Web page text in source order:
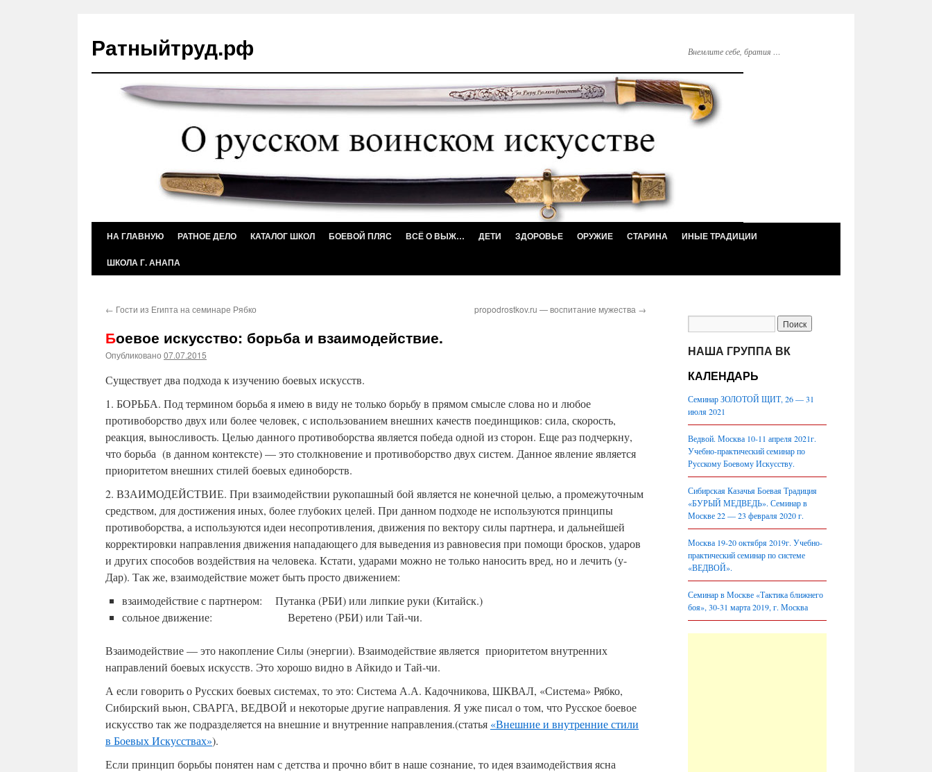
Ратныйтруд.рф Внемлите себе, братия …
Перейти
НА ГЛАВНУЮ РАТНОЕ ДЕЛО КАТАЛОГ ШКОЛ БОЕВОЙ ПЛЯС ВСЁ О ВЫЖ… ДЕТИ ЗДОРОВЬЕ ОРУЖИЕ СТАРИНА ИНЫЕ ТРАДИЦИИ
ШКОЛА Г. АНАПА
← Гости из Египта на семинаре Рябко propodrostkov.ru — воспитание мужества →
Боевое искусство: борьба и взаимодействие.
Опубликовано 07.07.2015
Существует два подхода к изучению боевых искусств.
1. БОРЬБА. Под термином борьба я имею в виду не только борьбу в прямом смысле слова но и любое
противоборство двух или более человек, с использованием внешних качеств поединщиков: сила, скорость,
реакция, выносливость. Целью данного противоборства является победа одной из сторон. Еще раз подчеркну,
что борьба (в данном контексте) — это столкновение и противоборство двух систем. Данное явление является
приоритетом внешних стилей боевых единоборств.
2. ВЗАИМОДЕЙСТВИЕ. При взаимодействии рукопашный бой является не конечной целью, а промежуточным
средством, для достижения иных, более глубоких целей. При данном подходе не используются принципы
противоборства, а используются идеи несопротивления, движения по вектору силы партнера, и дальнейшей
корректировки направления движения нападающего для выведения из равновесия при помощи бросков, ударов
и других способов воздействия на человека. Кстати, ударами можно не только наносить вред, но и лечить (у-
Дар). Так же, взаимодействие может быть просто движением:
взаимодействие с партнером: Путанка (РБИ) или липкие руки (Китайск.)
сольное движение: Веретено (РБИ) или Тай-чи.
Взаимодействие — это накопление Силы (энергии). Взаимодействие является приоритетом внутренних
направлений боевых искусств. Это хорошо видно в Айкидо и Тай-чи.
А если говорить о Русских боевых системах, то это: Система А.А. Кадочникова, ШКВАЛ, «Система» Рябко,
Сибирский вьюн, СВАРГА, ВЕДВОЙ и некоторые другие направления. Я уже писал о том, что Русское боевое
искусство так же подразделяется на внешние и внутренние направления.(статья «Внешние и внутренние стили
в Боевых Искусствах»).
Если принцип борьбы понятен нам с детства и прочно вбит в наше сознание, то идея взаимодействия ясна
НАША ГРУППА ВК
КАЛЕНДАРЬ
Семинар ЗОЛОТОЙ ЩИТ, 26 — 31
июля 2021
Ведвой. Москва 10-11 апреля 2021г.
Учебно-практический семинар по
Русскому Боевому Искусству.
Сибирская Казачья Боевая Традиция
«БУРЫЙ МЕДВЕДЬ». Семинар в
Москве 22 — 23 февраля 2020 г.
Москва 19-20 октября 2019г. Учебно-
практический семинар по системе
«ВЕДВОЙ».
Семинар в Москве «Тактика ближнего
боя», 30-31 марта 2019, г. Москва